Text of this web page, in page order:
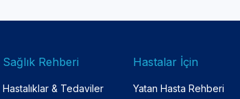
Sağlık Rehberi
Hastalıklar & Tedaviler
Hastalar İçin
Yatan Hasta Rehberi